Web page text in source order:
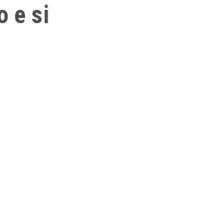
e si